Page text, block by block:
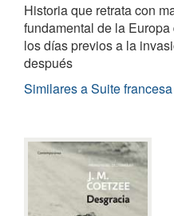
Historia que retrata con
fundamental de la
los días previos a la
después
Similares a Suite francesa